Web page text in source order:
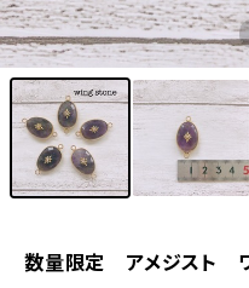
数量限定 アメジスト